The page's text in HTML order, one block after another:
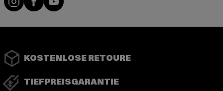
KOSTENLOSE RETOURE
TIEFPREISGARANTIE